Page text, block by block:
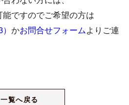
ですのでご希望の方は
かお問合せフォームよりご連
一覧へ戻る